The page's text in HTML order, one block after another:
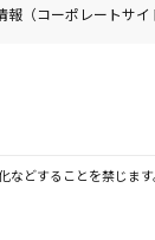
報（コーポレートサイ
などすることを禁じます